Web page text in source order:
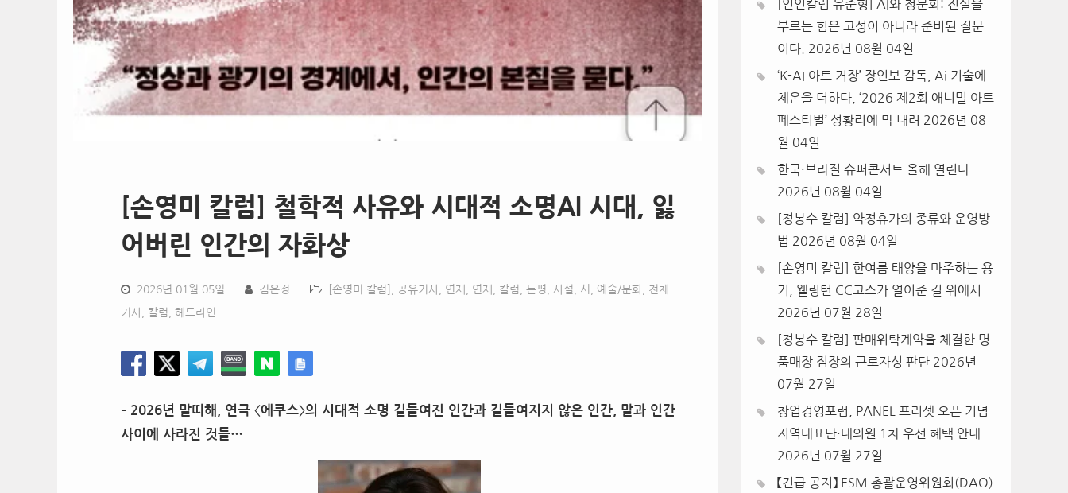
[손영미 칼럼] 철학적 사유와 시대적 소명AI 시대, 잃
어버린 인간의 자화상
2026년 01월 05일 김은정 [손영미 칼럼] 공유기사 연재 연재, 칼럼, 논평, 사설, 시 예술/문화 전체
기사 칼럼 헤드라인
– 2026년 말띠해, 연극 〈에쿠스〉의 시대적 소명 길들여진 인간과 길들여지지 않은 인간, 말과 인간
사이에 사라진 것들…
[인인칼럼 유준형] AI와 청문회: 진실을
부르는 힘은 고성이 아니라 준비된 질문
이다.
2026년 08월 04일
‘K-AI 아트 거장’ 장인보 감독, Ai 기술에
체온을 더하다, ‘2026 제2회 애니멀 아트
페스티벌’ 성황리에 막 내려 2026년 08
월 04일
한국·브라질 슈퍼콘서트 올해 열린다
2026년 08월 04일
[정봉수 칼럼] 약정휴가의 종류와 운영방
법 2026년 08월 04일
[손영미 칼럼] 한여름 태양을 마주하는 용
기, 웰링턴 CC코스가 열어준 길 위에서
2026년 07월 28일
[정봉수 칼럼] 판매위탁계약을 체결한 명
품매장 점장의 근로자성 판단 2026년
07월 27일
창업경영포럼, PANEL 프리셋 오픈 기념
지역대표단·대의원 1차 우선 혜택 안내
2026년 07월 27일
【긴급 공지】 ESM 총괄운영위원회(DAO)